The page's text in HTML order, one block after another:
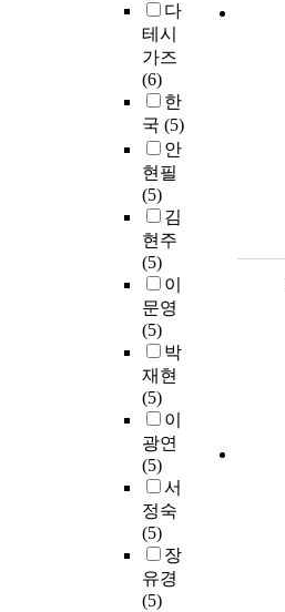
다
테시
가즈
(6)
한
국 (5)
안
현필
(5)
김
현주
(5)
이
문영
(5)
박
재현
(5)
이
광연
(5)
서
정숙
(5)
장
유경
(5)